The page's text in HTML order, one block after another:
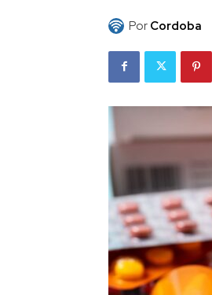
Por Cordoba